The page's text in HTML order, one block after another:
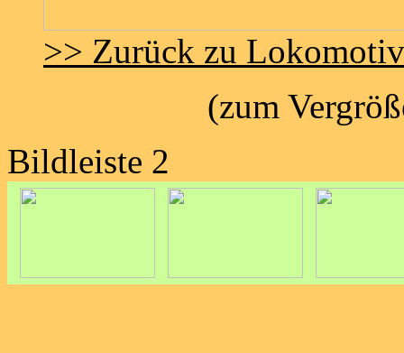
>> Zurück zu
(zum
Bildleiste 2